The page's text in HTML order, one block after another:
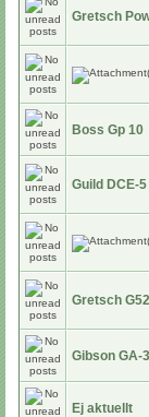
Gretsch
Boss Gp 10
Guild DCE-
Gretsch
Gibson GA-
Ej aktuellt